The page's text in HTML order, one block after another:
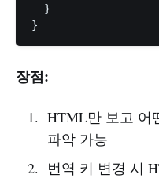
  }
장점:
HTML만 보고 어
파악 가능
번역 키 변경 시